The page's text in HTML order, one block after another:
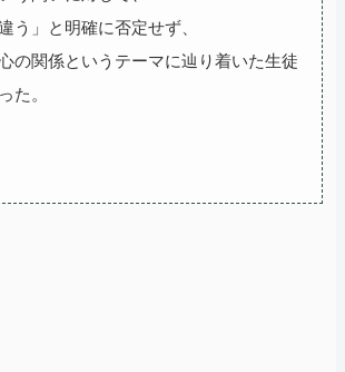
う」と明確に否定せず、
の関係というテーマに辿り着いた生徒
た。